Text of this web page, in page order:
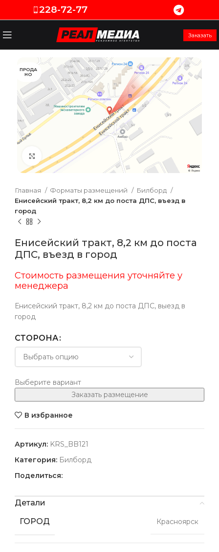
228-72-77
Заказать
ПРОДА
НО
Увеличить
Главная Форматы размещений
Билборд
Енисейский тракт, 8,2 км до поста ДПС, въезд в
город
Енисейский тракт, 8,2 км до поста
ДПС, въезд в город
Стоимость размещения уточняйте у
менеджера
Енисейский тракт, 8,2 км до поста ДПС, выезд в
город
СТОРОНА
Выберите вариант
Заказать размещение
В избранное
Артикул: KRS_BB121
Категория: Билборд
Поделиться:
Детали
ГОРОД
Красноярск